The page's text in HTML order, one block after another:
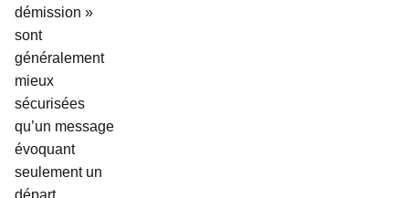
démission »
sont
généralement
mieux
sécurisées
qu’un message
évoquant
seulement un